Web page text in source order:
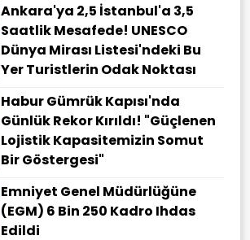
Ankara'ya 2,5 İstanbul'a 3,5
Saatlik Mesafede! UNESCO
Dünya Mirası Listesi'ndeki Bu
Yer Turistlerin Odak Noktası
Habur Gümrük Kapısı'nda
Günlük Rekor Kırıldı! "Güçlenen
Lojistik Kapasitemizin Somut
Bir Göstergesi"
Emniyet Genel Müdürlüğüne
(EGM) 6 Bin 250 Kadro Ihdas
Edildi